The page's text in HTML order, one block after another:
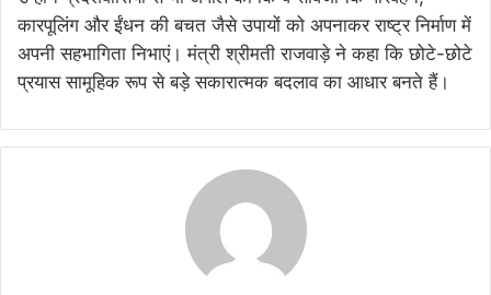
कारपूलिंग और ईंधन की बचत जैसे उपायों को अपनाकर राष्ट्र निर्माण में
अपनी सहभागिता निभाएं। मंत्री श्रीमती राजवाड़े ने कहा कि छोटे-छोटे
प्रयास सामूहिक रूप से बड़े सकारात्मक बदलाव का आधार बनते हैं।